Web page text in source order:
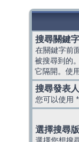
搜尋關鍵
在關鍵字前
被搜尋到的
它隔開。使用
搜尋發表
您可以使用
選擇搜尋